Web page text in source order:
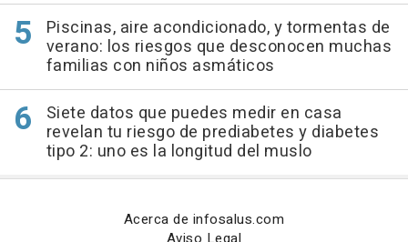
Piscinas, aire acondicionado, y tormentas de
verano: los riesgos que desconocen muchas
familias con niños asmáticos
Siete datos que puedes medir en casa
revelan tu riesgo de prediabetes y diabetes
tipo 2: uno es la longitud del muslo
Acerca de infosalus.com